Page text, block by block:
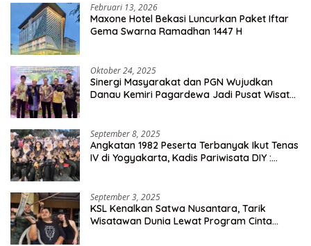
Februari 13, 2026
Maxone Hotel Bekasi Luncurkan Paket Iftar
Gema Swarna Ramadhan 1447 H
Oktober 24, 2025
Sinergi Masyarakat dan PGN Wujudkan
Danau Kemiri Pagardewa Jadi Pusat Wisata
September 8, 2025
Angkatan 1982 Peserta Terbanyak Ikut Tenas
IV di Yogyakarta, Kadis Pariwisata DIY :
September 3, 2025
KSL Kenalkan Satwa Nusantara, Tarik
Wisatawan Dunia Lewat Program Cinta